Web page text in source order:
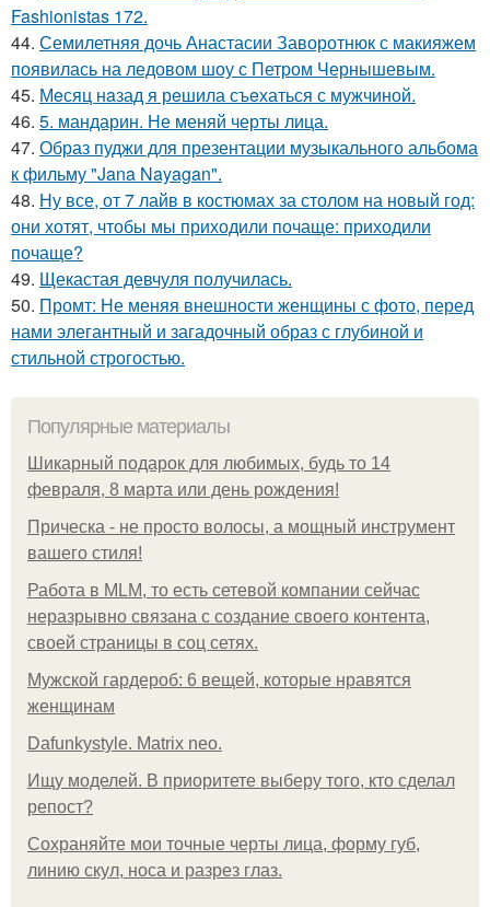
Fashionistas 172.
44. Семилетняя дочь Анастасии Заворотнюк с макияжем
появилась на ледовом шоу с Петром Чернышевым.
45. Мeсяц нaзад я рeшила съeхаться с мужчиной.
46. 5. мандарин. Не меняй черты лица.
47. Образ пуджи для презентации музыкального альбома
к фильму "Jana Nayagan".
48. Ну все, от 7 лайв в костюмах за столом на новый год:
они хотят, чтобы мы приходили почаще: приходили
почаще?
49. Щекастая девчуля получилась.
50. Промт: Не меняя внешности женщины с фото, перед
нами элегантный и загадочный образ с глубиной и
стильной строгостью.
Популярные материалы
Шикарный подарок для любимых, будь то 14
февраля, 8 марта или день рождения!
Прическа - не просто волосы, а мощный инструмент
вашего стиля!
Работа в MLM, то есть сетевой компании сейчас
неразрывно связана с создание своего контента,
своей страницы в соц сетях.
Мужской гардероб: 6 вещей, которые нравятся
женщинам
Dafunkystyle. Matrix neo.
Ищу моделей. В приоритете выберу того, кто сделал
репост?
Сохраняйте мои точные черты лица, форму губ,
линию скул, носа и разрез глаз.